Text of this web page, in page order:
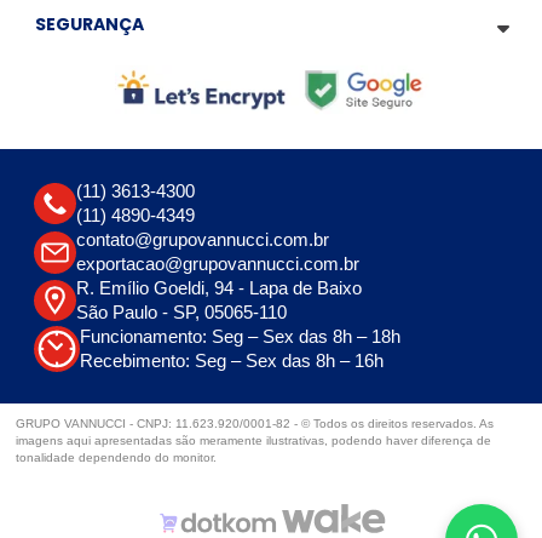
SEGURANÇA
(11) 3613-4300
(11) 4890-4349
contato@grupovannucci.com.br
exportacao@grupovannucci.com.br
R. Emílio Goeldi, 94 - Lapa de Baixo
São Paulo - SP, 05065-110
Funcionamento: Seg – Sex das 8h – 18h
Recebimento: Seg – Sex das 8h – 16h
GRUPO VANNUCCI - CNPJ: 11.623.920/0001-82 - © Todos os direitos reservados. As
imagens aqui apresentadas são meramente ilustrativas, podendo haver diferença de
tonalidade dependendo do monitor.